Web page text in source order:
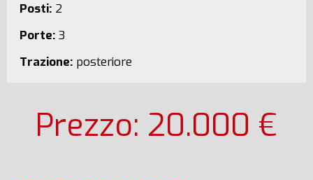
Posti: 2
Porte: 3
Trazione: posteriore
Prezzo: 20.000 €